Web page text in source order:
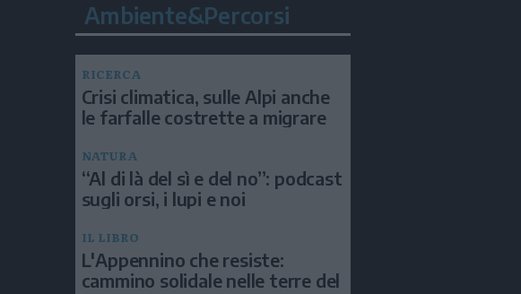
Ambiente&Percorsi
RICERCA
Crisi climatica, sulle Alpi anche
le farfalle costrette a migrare
NATURA
“Al di là del sì e del no”: podcast
sugli orsi, i lupi e noi
IL LIBRO
L'Appennino che resiste:
cammino solidale nelle terre del